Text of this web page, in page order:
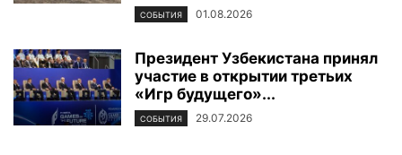
СОБЫТИЯ 01.08.2026
Президент Узбекистана принял
участие в открытии третьих
«Игр будущего»...
СОБЫТИЯ 29.07.2026